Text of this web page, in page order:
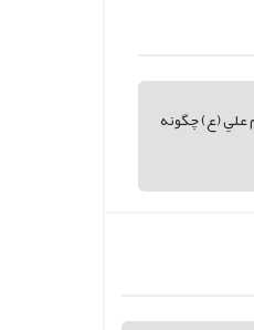
علي (ع) چگونه